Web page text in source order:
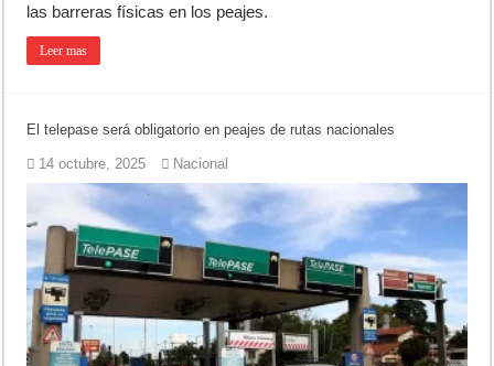
las barreras físicas en los peajes.
Leer mas
El telepase será obligatorio en peajes de rutas nacionales
14 octubre, 2025 Nacional